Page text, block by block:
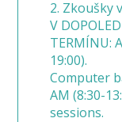
2. Zkoušky
V
TERMÍNU:
19:00).
Computer
AM (8:30-
sessions.